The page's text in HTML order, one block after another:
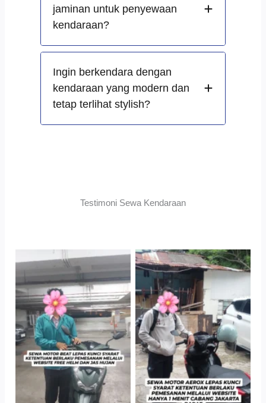
jaminan untuk penyewaan
kendaraan?
Ingin berkendara dengan
kendaraan yang modern dan
tetap terlihat stylish?
Testimoni Sewa Kendaraan
TNo Caption TNo Caption